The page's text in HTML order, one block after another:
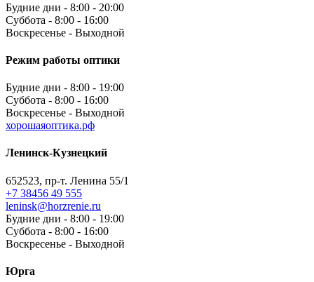
Будние дни - 8:00 - 20:00
Суббота - 8:00 - 16:00
Воскресенье - Выходной
Режим работы оптики
Будние дни - 8:00 - 19:00
Суббота - 8:00 - 16:00
Воскресенье - Выходной
хорошаяоптика.рф
Ленинск-Кузнецкий
652523, пр-т. Ленина 55/1
+7 38456 49 555
leninsk@horzrenie.ru
Будние дни - 8:00 - 19:00
Суббота - 8:00 - 16:00
Воскресенье - Выходной
Юрга